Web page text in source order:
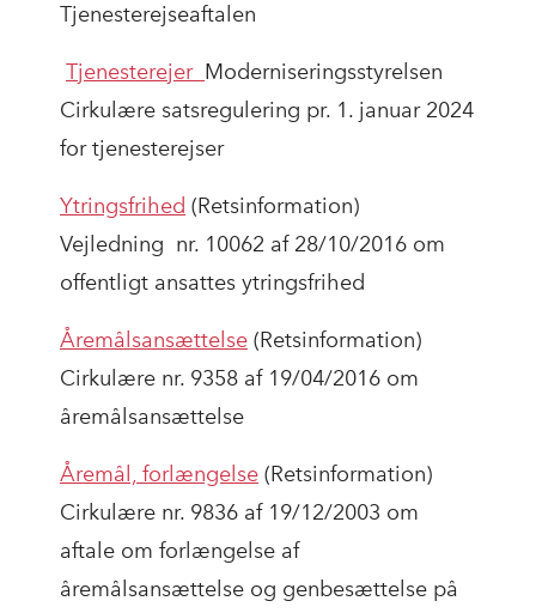
Tjenesterejseaftalen
Tjenesterejer Moderniseringsstyrelsen
Cirkulære satsregulering pr. 1. januar 2024
for tjenesterejser
Ytringsfrihed (Retsinformation)
Vejledning nr. 10062 af 28/10/2016 om
offentligt ansattes ytringsfrihed
Åremålsansættelse (Retsinformation)
Cirkulære nr. 9358 af 19/04/2016 om
åremålsansættelse
Åremål, forlængelse (Retsinformation)
Cirkulære nr. 9836 af 19/12/2003 om
aftale om forlængelse af
åremålsansættelse og genbesættelse på